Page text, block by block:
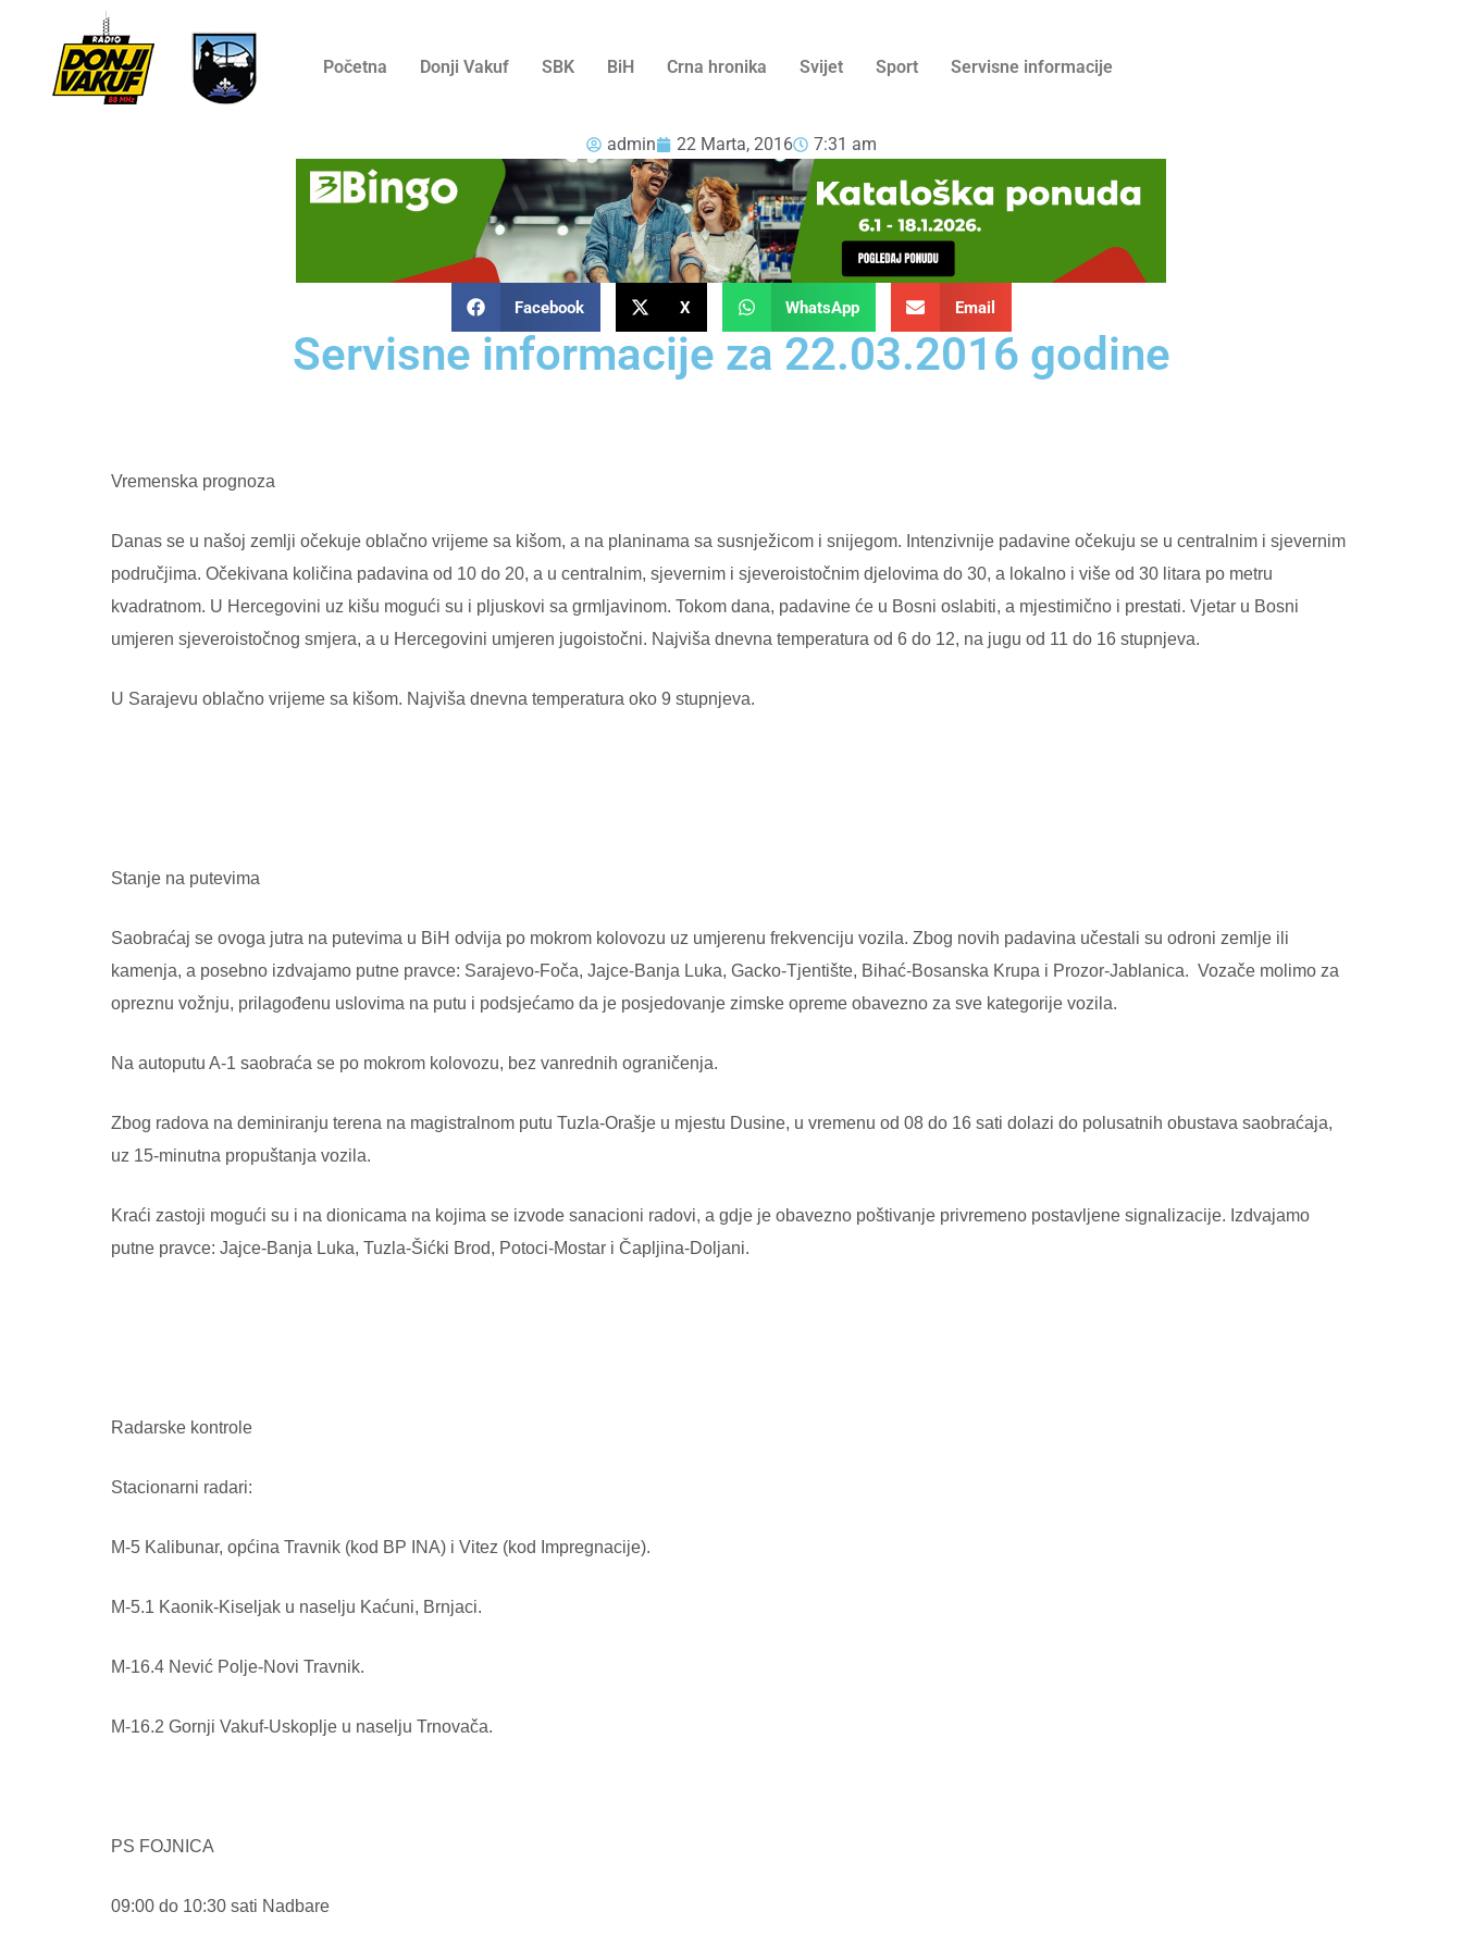
Početna Donji Vakuf SBK BiH Crna hronika Svijet Sport Servisne informacije
admin 22 Marta, 2016 7:31 am
Facebook X WhatsApp Email
Servisne informacije za 22.03.2016 godine
Vremenska prognoza
Danas se u našoj zemlji očekuje oblačno vrijeme sa kišom, a na planinama sa susnježicom i snijegom. Intenzivnije padavine očekuju se u centralnim i sjevernim
područjima. Očekivana količina padavina od 10 do 20, a u centralnim, sjevernim i sjeveroistočnim djelovima do 30, a lokalno i više od 30 litara po metru
kvadratnom. U Hercegovini uz kišu mogući su i pljuskovi sa grmljavinom. Tokom dana, padavine će u Bosni oslabiti, a mjestimično i prestati. Vjetar u Bosni
umjeren sjeveroistočnog smjera, a u Hercegovini umjeren jugoistočni. Najviša dnevna temperatura od 6 do 12, na jugu od 11 do 16 stupnjeva.
U Sarajevu oblačno vrijeme sa kišom. Najviša dnevna temperatura oko 9 stupnjeva.
Stanje na putevima
Saobraćaj se ovoga jutra na putevima u BiH odvija po mokrom kolovozu uz umjerenu frekvenciju vozila. Zbog novih padavina učestali su odroni zemlje ili
kamenja, a posebno izdvajamo putne pravce: Sarajevo-Foča, Jajce-Banja Luka, Gacko-Tjentište, Bihać-Bosanska Krupa i Prozor-Jablanica. Vozače molimo za
opreznu vožnju, prilagođenu uslovima na putu i podsjećamo da je posjedovanje zimske opreme obavezno za sve kategorije vozila.
Na autoputu A-1 saobraća se po mokrom kolovozu, bez vanrednih ograničenja.
Zbog radova na deminiranju terena na magistralnom putu Tuzla-Orašje u mjestu Dusine, u vremenu od 08 do 16 sati dolazi do polusatnih obustava saobraćaja,
uz 15-minutna propuštanja vozila.
Kraći zastoji mogući su i na dionicama na kojima se izvode sanacioni radovi, a gdje je obavezno poštivanje privremeno postavljene signalizacije. Izdvajamo
putne pravce: Jajce-Banja Luka, Tuzla-Šićki Brod, Potoci-Mostar i Čapljina-Doljani.
Radarske kontrole
Stacionarni radari:
M-5 Kalibunar, općina Travnik (kod BP INA) i Vitez (kod Impregnacije).
M-5.1 Kaonik-Kiseljak u naselju Kaćuni, Brnjaci.
M-16.4 Nević Polje-Novi Travnik.
M-16.2 Gornji Vakuf-Uskoplje u naselju Trnovača.
PS FOJNICA
09:00 do 10:30 sati Nadbare